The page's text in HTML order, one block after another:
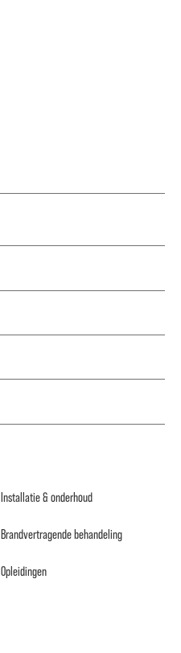
Installatie & onderhoud
Brandvertragende behandeling
Opleidingen